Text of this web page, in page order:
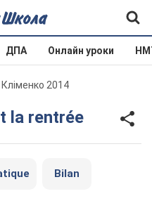
ДПА Онлайн уроки
2014
la rentrée
Bilan